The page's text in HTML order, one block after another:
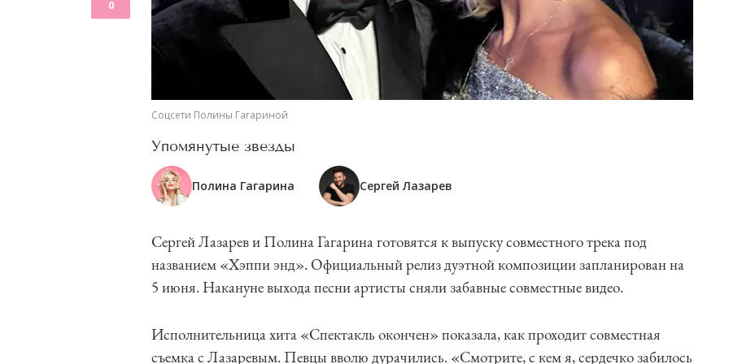
0
Соцсети Полины Гагариной
Упомянутые звезды
Полина Гагарина Сергей Лазарев
Сергей Лазарев и Полина Гагарина готовятся к выпуску совместного трека под
названием «Хэппи энд». Официальный релиз дуэтной композиции запланирован на
5 июня. Накануне выхода песни артисты сняли забавные совместные видео.
Исполнительница хита «Спектакль окончен» показала, как проходит совместная
съемка с Лазаревым. Певцы вволю дурачились. «Смотрите, с кем я, сердечко забилось